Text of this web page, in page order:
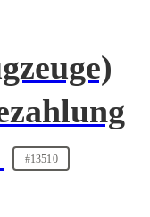
#13510